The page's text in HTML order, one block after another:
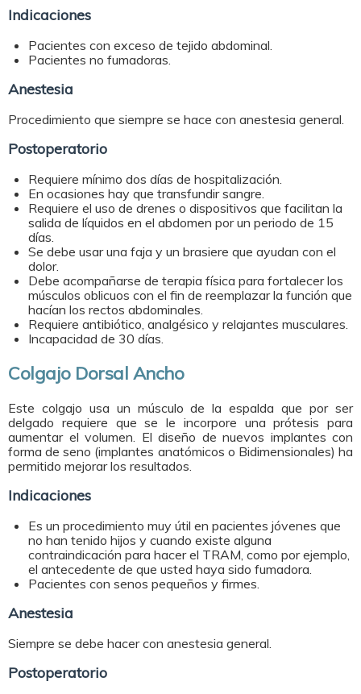
Indicaciones
Pacientes con exceso de tejido abdominal.
Pacientes no fumadoras.
Anestesia
Procedimiento que siempre se hace con anestesia general.
Postoperatorio
Requiere mínimo dos días de hospitalización.
En ocasiones hay que transfundir sangre.
Requiere el uso de drenes o dispositivos que facilitan la
salida de líquidos en el abdomen por un periodo de 15
días.
Se debe usar una faja y un brasiere que ayudan con el
dolor.
Debe acompañarse de terapia física para fortalecer los
músculos oblicuos con el fin de reemplazar la función que
hacían los rectos abdominales.
Requiere antibiótico, analgésico y relajantes musculares.
Incapacidad de 30 días.
Colgajo Dorsal Ancho
Este colgajo usa un músculo de la espalda que por ser
delgado requiere que se le incorpore una prótesis para
aumentar el volumen. El diseño de nuevos implantes con
forma de seno (implantes anatómicos o Bidimensionales) ha
permitido mejorar los resultados.
Indicaciones
Es un procedimiento muy útil en pacientes jóvenes que
no han tenido hijos y cuando existe alguna
contraindicación para hacer el TRAM, como por ejemplo,
el antecedente de que usted haya sido fumadora.
Pacientes con senos pequeños y firmes.
Anestesia
Siempre se debe hacer con anestesia general.
Postoperatorio